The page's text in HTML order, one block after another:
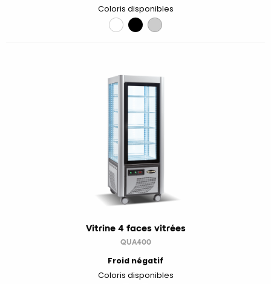
Coloris disponibles
Vitrine 4 faces vitrées
QUA400
Froid négatif
Coloris disponibles